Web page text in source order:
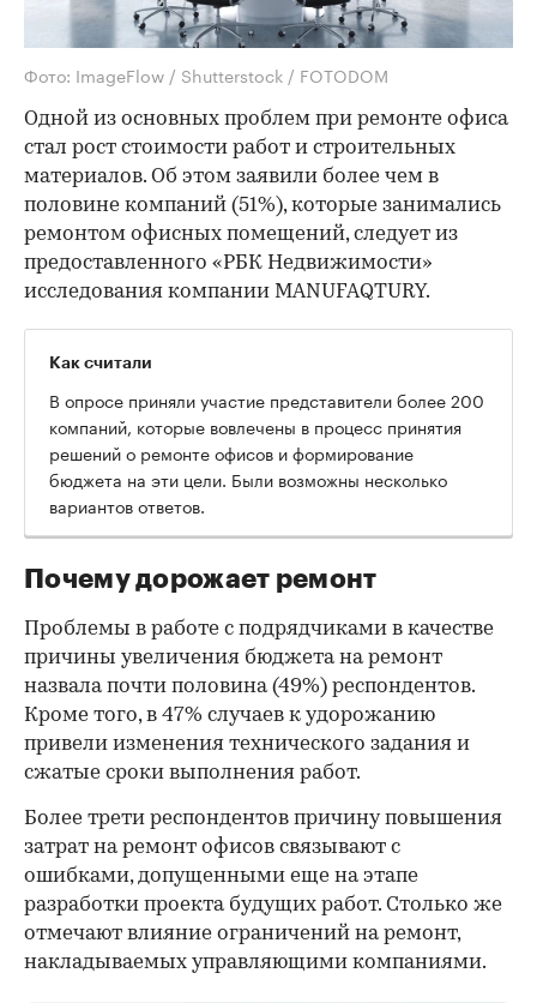
Фото: ImageFlow / Shutterstock / FOTODOM
Одной из основных проблем при ремонте офиса
стал рост стоимости работ и строительных
материалов. Об этом заявили более чем в
половине компаний (51%), которые занимались
ремонтом офисных помещений, следует из
предоставленного «РБК Недвижимости»
исследования компании MANUFAQTURY.
Как считали
В опросе приняли участие представители более 200
компаний, которые вовлечены в процесс принятия
решений о ремонте офисов и формирование
бюджета на эти цели. Были возможны несколько
вариантов ответов.
Почему дорожает ремонт
00:00
Проблемы в работе с подрядчиками в качестве
причины увеличения бюджета на ремонт
назвала почти половина (49%) респондентов.
Кроме того, в 47% случаев к удорожанию
привели изменения технического задания и
сжатые сроки выполнения работ.
Более трети респондентов причину повышения
затрат на ремонт офисов связывают с
ошибками, допущенными еще на этапе
разработки проекта будущих работ. Столько же
отмечают влияние ограничений на ремонт,
накладываемых управляющими компаниями.